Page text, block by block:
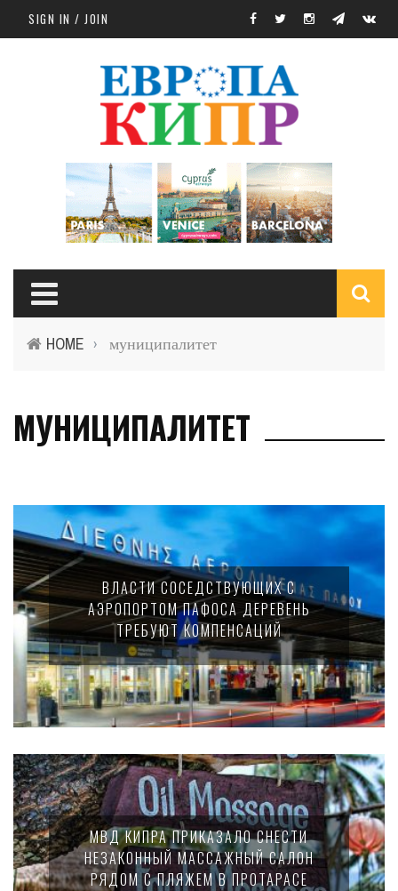
Skip to main content
SIGN IN / JOIN
HOME › муниципалитет
МУНИЦИПАЛИТЕТ
ВЛАСТИ СОСЕДСТВУЮЩИХ С
АЭРОПОРТОМ ПАФОСА ДЕРЕВЕНЬ
ТРЕБУЮТ КОМПЕНСАЦИЙ
МВД КИПРА ПРИКАЗАЛО СНЕСТИ
НЕЗАКОННЫЙ МАССАЖНЫЙ САЛОН
РЯДОМ С ПЛЯЖЕМ В ПРОТАРАСЕ